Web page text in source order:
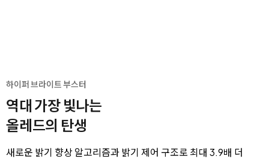
하이퍼 브라이트 부스터
역대 가장 빛나는
올레드의 탄생
새로운 밝기 향상 알고리즘과 밝기 제어 구조로 최대 3.9배 더